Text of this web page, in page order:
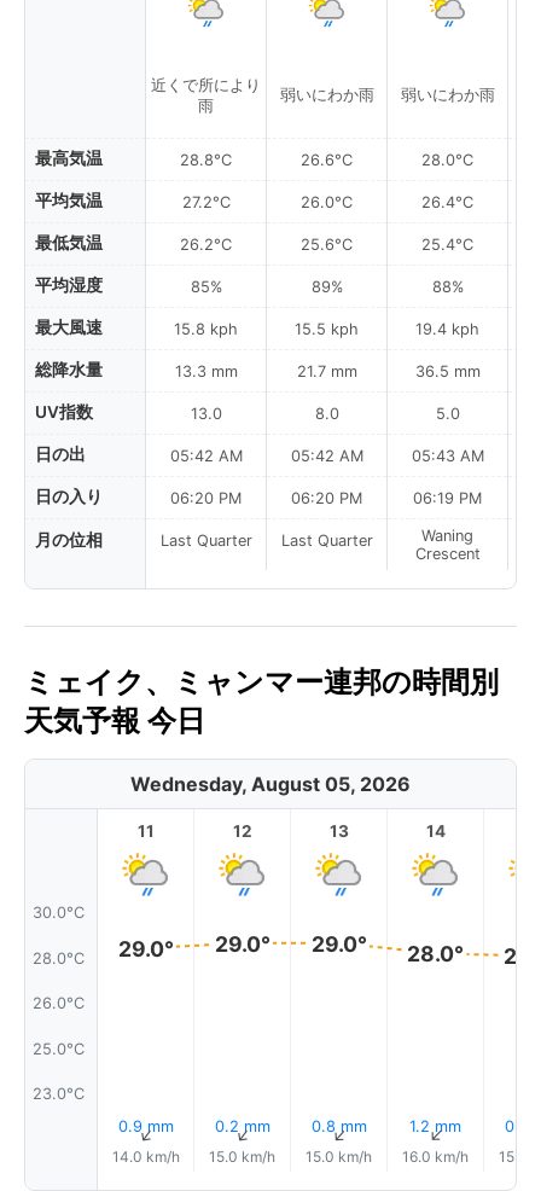
最高気温
平均気温
最低気温
平均湿度
最大風速
総降水量
UV指数
日の出
日の入り
月の位相
近くで所により
雨
28.8°C
27.2°C
26.2°C
85%
15.8 kph
13.3 mm
13.0
05:42 AM
06:20 PM
Last Quarter
弱いにわか雨
26.6°C
26.0°C
25.6°C
89%
15.5 kph
21.7 mm
8.0
05:42 AM
06:20 PM
Last Quarter
弱いにわか雨
28.0°C
26.4°C
25.4°C
88%
19.4 kph
36.5 mm
5.0
05:43 AM
06:19 PM
Waning
Crescent
ミェイク、ミャンマー連邦の時間別
天気予報 今日
Wednesday, August 05, 2026
30.0°C
28.0°C
26.0°C
25.0°C
23.0°C
11
29.0°
0.9 mm
↑
14.0 km/h
12
29.0°
0.2 mm
↑
15.0 km/h
13
29.0°
0.8 mm
↑
15.0 km/h
14
28.0°
1.2 mm
↑
16.0 km/h
0.6
15.0